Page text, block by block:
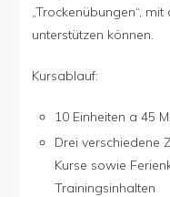
„Trockenübungen“,
unterstützen können.
Kursablauf:
10 Einheiten a 45
Drei verschiedene
Kurse sowie
Trainingsinhalten